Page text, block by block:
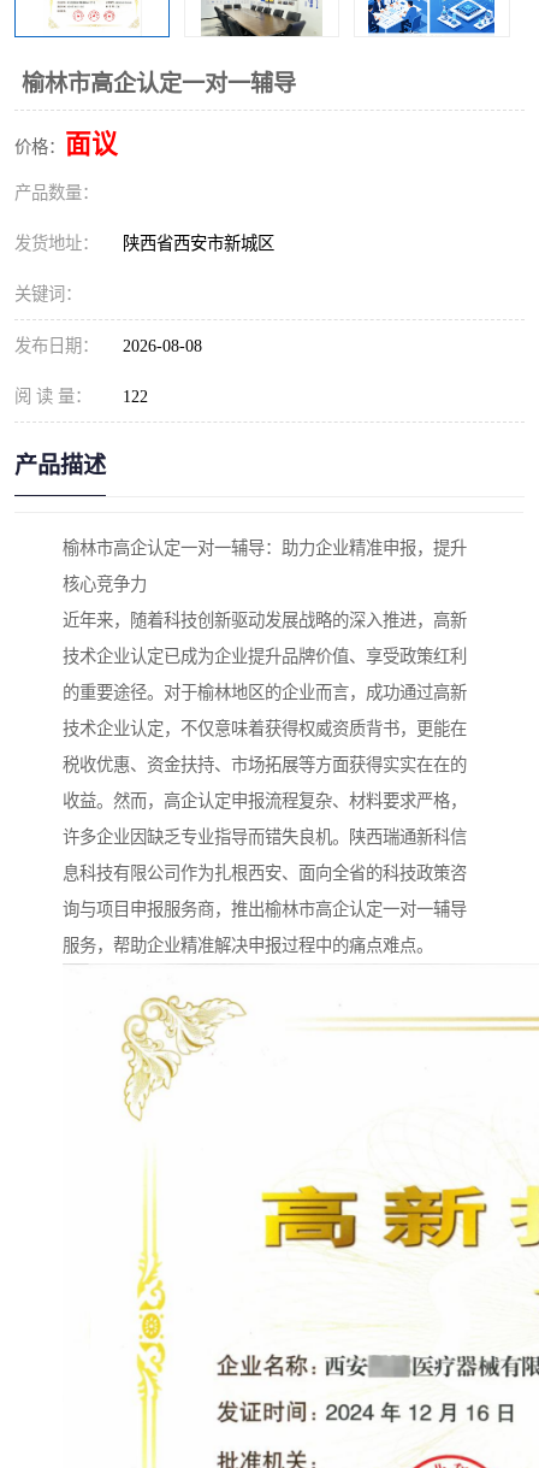
榆林市高企认定一对一辅导
价格： 面议
产品数量：
发货地址： 陕西省西安市新城区
关键词：
发布日期： 2026-08-08
阅 读 量： 122
产品描述
榆林市高企认定一对一辅导：助力企业精准申报，提升
核心竞争力
近年来，随着科技创新驱动发展战略的深入推进，高新
技术企业认定已成为企业提升品牌价值、享受政策红利
的重要途径。对于榆林地区的企业而言，成功通过高新
技术企业认定，不仅意味着获得权威资质背书，更能在
税收优惠、资金扶持、市场拓展等方面获得实实在在的
收益。然而，高企认定申报流程复杂、材料要求严格，
许多企业因缺乏专业指导而错失良机。陕西瑞通新科信
息科技有限公司作为扎根西安、面向全省的科技政策咨
询与项目申报服务商，推出榆林市高企认定一对一辅导
服务，帮助企业精准解决申报过程中的痛点难点。